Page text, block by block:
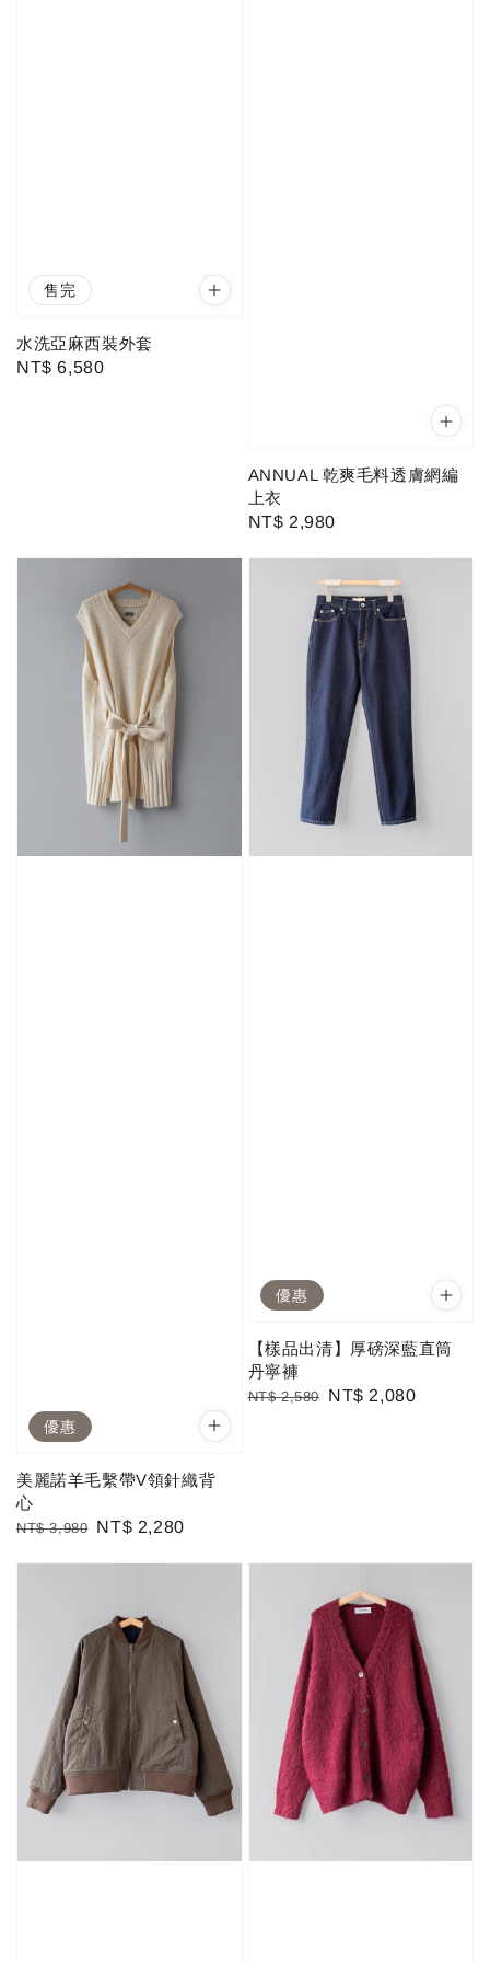
售完
水洗亞麻西裝外套
Regular
NT$ 6,580
ANNUAL 乾爽毛料透膚網編
上衣
Regular
NT$ 2,980
優惠
美麗諾羊毛繫帶V領針織背
心
Regular
NT$ 3,980 Sale
NT$ 2,280
優惠
【樣品出清】厚磅深藍直筒
丹寧褲
Regular
NT$ 2,580
Sale
NT$ 2,080